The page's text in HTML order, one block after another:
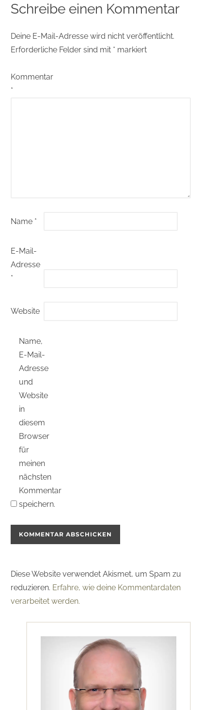
Schreibe einen Kommentar
Deine E-Mail-Adresse wird nicht veröffentlicht.
Erforderliche Felder sind mit * markiert
Kommentar
*
Name *
E-Mail-
Adresse
*
Website
Name,
E-Mail-
Adresse
und
Website
in
diesem
Browser
für
meinen
nächsten
Kommentar
speichern.
Diese Website verwendet Akismet, um Spam zu
reduzieren. Erfahre, wie deine Kommentardaten
verarbeitet werden.